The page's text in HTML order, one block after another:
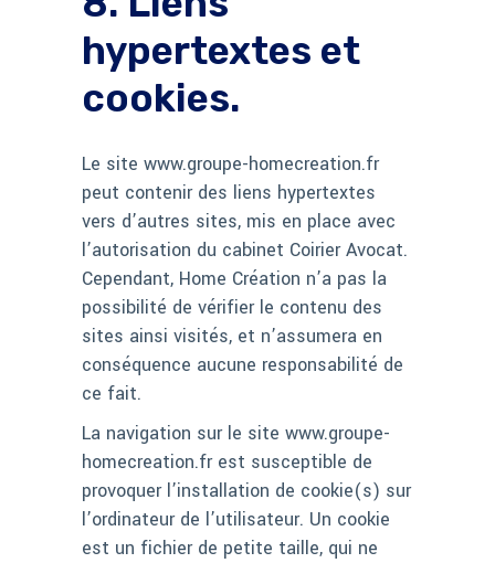
hypertextes et
cookies.
Le site www.groupe-homecreation.fr
peut contenir des liens hypertextes
vers d’autres sites, mis en place avec
l’autorisation du cabinet Coirier Avocat.
Cependant, Home Création n’a pas la
possibilité de vérifier le contenu des
sites ainsi visités, et n’assumera en
conséquence aucune responsabilité de
ce fait.
La navigation sur le site www.groupe-
homecreation.fr est susceptible de
provoquer l’installation de cookie(s) sur
l’ordinateur de l’utilisateur. Un cookie
est un fichier de petite taille, qui ne